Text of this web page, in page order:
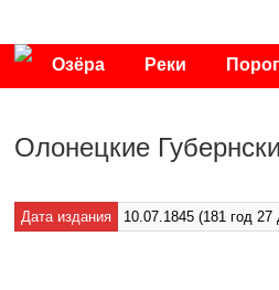
Озёра Реки
Олонецкие
Дата издания 10.07.1845 (181 год 27